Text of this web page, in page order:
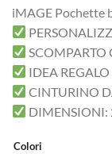
iMAGE Pochette
SCOMPARTO
IDEA REGALO
CINTURINO
DIMENSIONI:
Colori